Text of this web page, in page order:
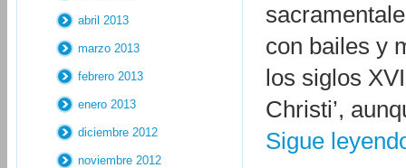
con bailes y
los siglos
Christi’,
Sigue
abril 2013
marzo 2013
febrero 2013
enero 2013
diciembre 2012
noviembre 2012